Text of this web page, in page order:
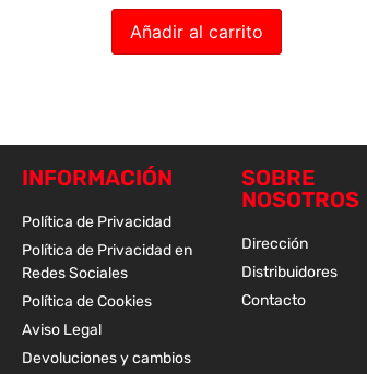
Añadir al carrito
INFORMACIÓN
Política de Privacidad
Política de Privacidad en
Redes Sociales
Política de Cookies
Aviso Legal
Devoluciones y cambios
SOBRE
NOSOTROS
Dirección
Distribuidores
Contacto